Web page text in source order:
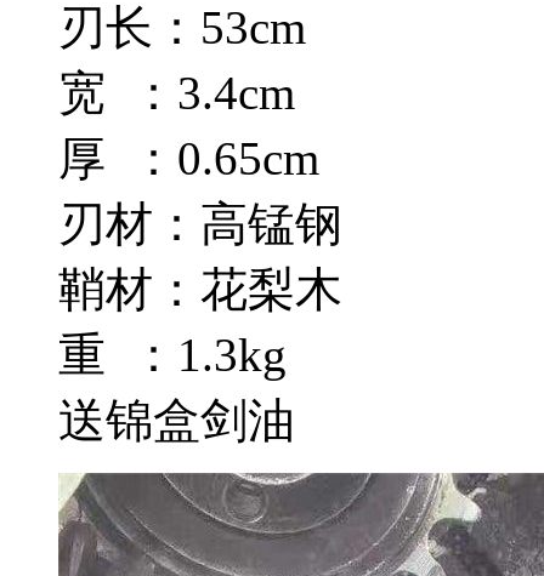
刃长：53cm
宽 ：3.4cm
厚 ：0.65cm
刃材：高锰钢
鞘材：花梨木
重 ：1.3kg
送锦盒剑油